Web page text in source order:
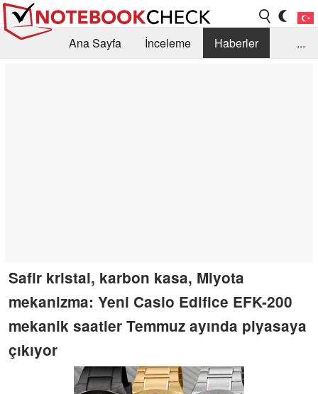
Ana Sayfa İnceleme
Haberler
...
Safir kristal, karbon kasa, Miyota
mekanizma: Yeni Casio Edifice EFK-200
mekanik saatler Temmuz ayında piyasaya
çıkıyor